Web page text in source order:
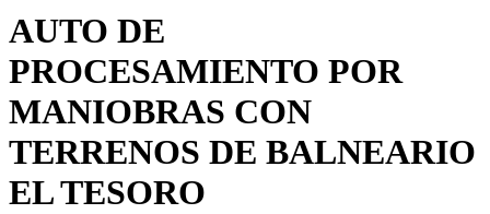
AUTO DE
PROCESAMIENTO POR
MANIOBRAS CON
TERRENOS DE BALNEARIO
EL TESORO